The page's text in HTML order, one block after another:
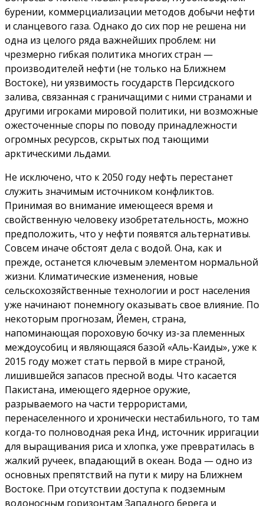
бурении, коммерциализации методов добычи нефти
и сланцевого газа. Однако до сих пор не решена ни
одна из целого ряда важнейших проблем: ни
чрезмерно гибкая политика многих стран —
производителей нефти (не только на Ближнем
Востоке), ни уязвимость государств Персидского
залива, связанная с граничащими с ними странами и
другими игроками мировой политики, ни возможные
ожесточенные споры по поводу принадлежности
огромных ресурсов, скрытых под тающими
арктическими льдами.
Не исключено, что к 2050 году нефть перестанет
служить значимым источником конфликтов.
Принимая во внимание имеющееся время и
свойственную человеку изобретательность, можно
предположить, что у нефти появятся альтернативы.
Совсем иначе обстоят дела с водой. Она, как и
прежде, останется ключевым элементом нормальной
жизни. Климатические изменения, новые
сельскохозяйственные технологии и рост населения
уже начинают понемногу оказывать свое влияние. По
некоторым прогнозам, Йемен, страна,
напоминающая пороховую бочку из-за племенных
междоусобиц и являющаяся базой «Аль-Каиды», уже к
2015 году может стать первой в мире страной,
лишившейся запасов пресной воды. Что касается
Пакистана, имеющего ядерное оружие,
разрываемого на части террористами,
перенаселенного и хронически нестабильного, то там
когда-то полноводная река Инд, источник ирригации
для выращивания риса и хлопка, уже превратилась в
жалкий ручеек, впадающий в океан. Вода — одно из
основных препятствий на пути к миру на Ближнем
Востоке. При отсутствии доступа к подземным
водоносным горизонтам Западного берега и